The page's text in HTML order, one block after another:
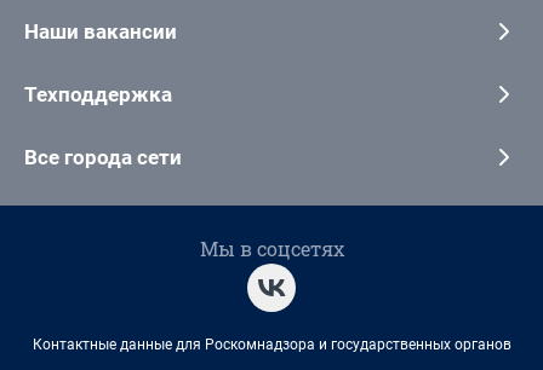
Наши вакансии
Техподдержка
Все города сети
Мы в соцсетях
Контактные данные для Роскомнадзора и государственных органов